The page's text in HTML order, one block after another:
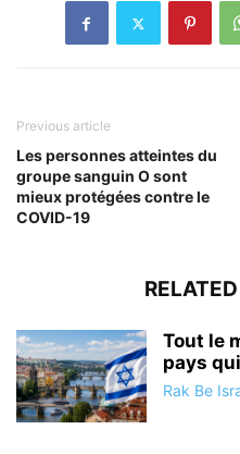
Previous article
Les personnes atteintes du
groupe sanguin O sont
mieux protégées contre le
COVID-19
Tout le
pays
Rak Be